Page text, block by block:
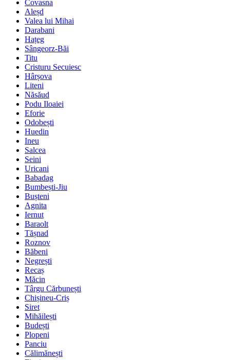
Covasna
Aleșd
Valea lui Mihai
Darabani
Hațeg
Sângeorz-Băi
Titu
Cristuru Secuiesc
Hârșova
Liteni
Năsăud
Podu Iloaiei
Eforie
Odobești
Huedin
Ineu
Salcea
Seini
Uricani
Babadag
Bumbești-Jiu
Bușteni
Agnita
Iernut
Baraolt
Tășnad
Roznov
Băbeni
Negrești
Recaș
Măcin
Târgu Cărbunești
Chișineu-Criș
Siret
Mihăilești
Budești
Plopeni
Panciu
Călimănești